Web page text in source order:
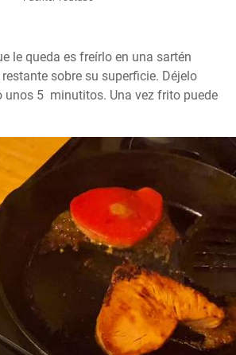
le queda es freírlo en una sartén
sobre su superficie. Déjelo
unos 5  minutitos. Una vez frito puede